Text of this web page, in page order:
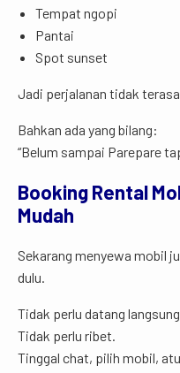
Tempat ngopi
Pantai
Spot sunset
Jadi perjalanan tidak
Bahkan ada yang bilang:
“Belum sampai Parepare
Booking Rental
Mudah
Sekarang menyewa mobil
dulu.
Tidak perlu datang
Tidak perlu ribet.
Tinggal chat, pilih mobil,